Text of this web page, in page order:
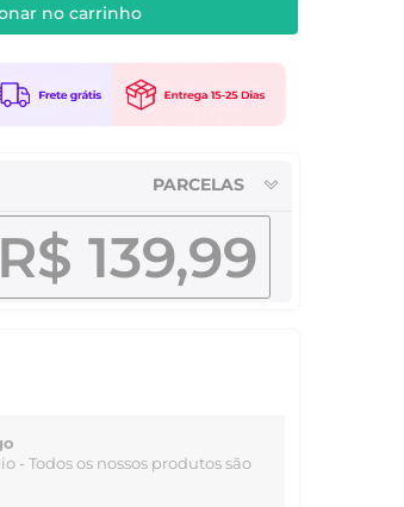
no carrinho
PARCELAS
R$ 139,99
- Todos os nossos produtos são